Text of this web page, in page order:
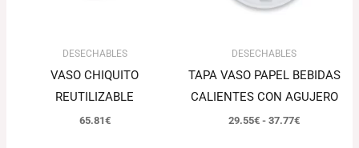
DESECHABLES
VASO CHIQUITO
REUTILIZABLE
65.81€
DESECHABLES
TAPA VASO PAPEL BEBIDAS
CALIENTES CON AGUJERO
29.55€ - 37.77€